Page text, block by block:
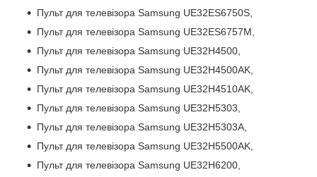
Пульт для телевізора Samsung UE32ES6750S,
Пульт для телевізора Samsung UE32ES6757M,
Пульт для телевізора Samsung UE32H4500,
Пульт для телевізора Samsung UE32H4500AK,
Пульт для телевізора Samsung UE32H4510AK,
Пульт для телевізора Samsung UE32H5303,
Пульт для телевізора Samsung UE32H5303A,
Пульт для телевізора Samsung UE32H5500AK,
Пульт для телевізора Samsung UE32H6200,